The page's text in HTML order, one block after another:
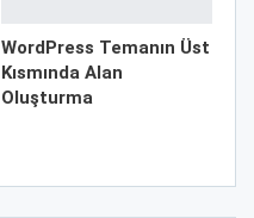
WordPress Temanın Üst
Kısmında Alan
Oluşturma